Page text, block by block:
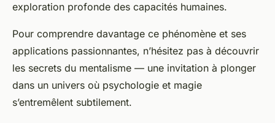
exploration profonde des capacités humaines.
Pour comprendre davantage ce phénomène et ses
applications passionnantes, n’hésitez pas à découvrir
les secrets du mentalisme — une invitation à plonger
dans un univers où psychologie et magie
s’entremêlent subtilement.